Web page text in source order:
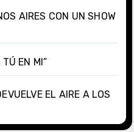
AIRES CON UN SHOW
EN MI”
EL AIRE A LOS